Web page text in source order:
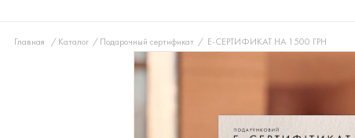
Главная Каталог Подарочный сертификат Е-СЕРТИФИКАТ НА 1500 ГРН